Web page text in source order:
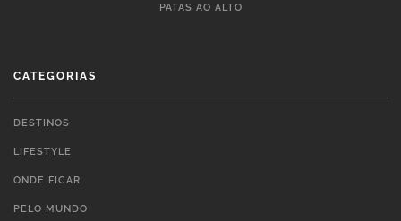
PATAS AO ALTO
CATEGORIAS
DESTINOS
LIFESTYLE
ONDE FICAR
PELO MUNDO